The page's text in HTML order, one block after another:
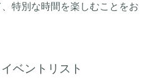
特別な時間を楽しむことをお
ベントリスト